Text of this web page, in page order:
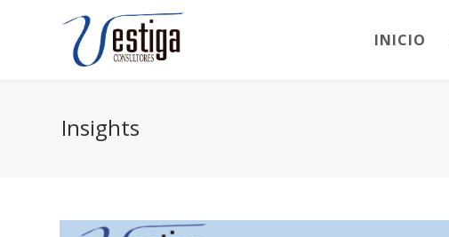
INICIO
Insights